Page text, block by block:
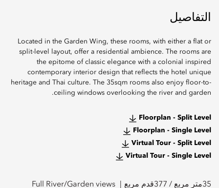
التفاصيل
Located in the Garden Wing, these rooms, with either a flat or
split-level layout, offer a residential ambience. The rooms are
the epitome of classic elegance with a colonial inspired
contemporary interior design that reflects the hotel unique
heritage and Thai culture. The 35sqm rooms also enjoy floor-to-
ceiling windows overlooking the river and garden.
Floorplan - Split Level
Floorplan - Single Level
Virtual Tour - Split Level
Virtual Tour - Single Level
35متر مربع / 377قدم مربع Full River/Garden views